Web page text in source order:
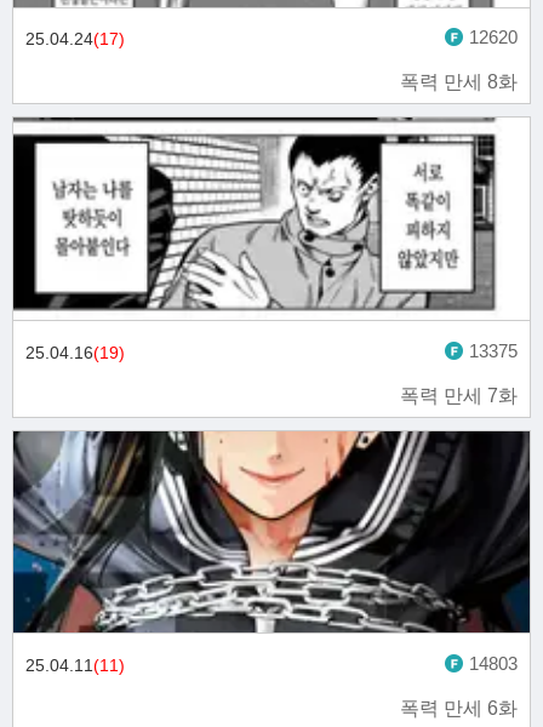
폭력 만세 8화
25.04.24(17) 12620
폭력 만세 7화
25.04.16(19) 13375
폭력 만세 6화
25.04.11(11) 14803